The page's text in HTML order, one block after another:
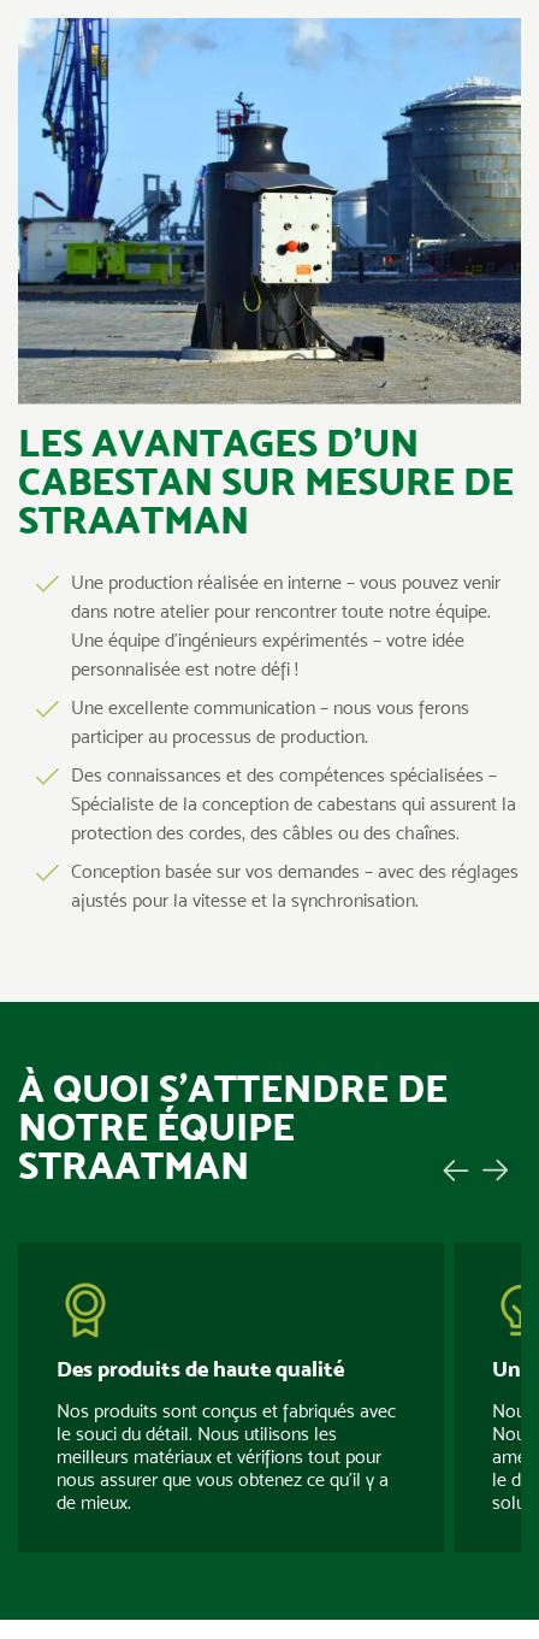
LES AVANTAGES D’UN
CABESTAN SUR MESURE DE
STRAATMAN
Une production réalisée en interne – vous pouvez venir
dans notre atelier pour rencontrer toute notre équipe.
Une équipe d’ingénieurs expérimentés – votre idée
personnalisée est notre défi !
Une excellente communication – nous vous ferons
participer au processus de production.
Des connaissances et des compétences spécialisées –
Spécialiste de la conception de cabestans qui assurent la
protection des cordes, des câbles ou des chaînes.
Conception basée sur vos demandes – avec des réglages
ajustés pour la vitesse et la synchronisation.
À QUOI S’ATTENDRE DE
NOTRE ÉQUIPE
STRAATMAN
Des produits de haute qualité
Nos produits sont conçus et fabriqués avec
le souci du détail. Nous utilisons les
meilleurs matériaux et vérifions tout pour
nous assurer que vous obtenez ce qu’il y a
de mieux.
Nous
le